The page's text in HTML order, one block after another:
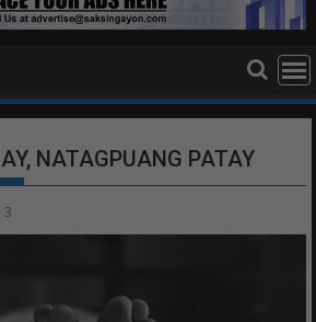
NATAGPUANG PATAY
3